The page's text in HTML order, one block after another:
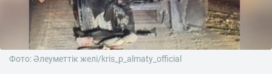
Фото: Әлеуметтік желі/kris_p_almaty_official